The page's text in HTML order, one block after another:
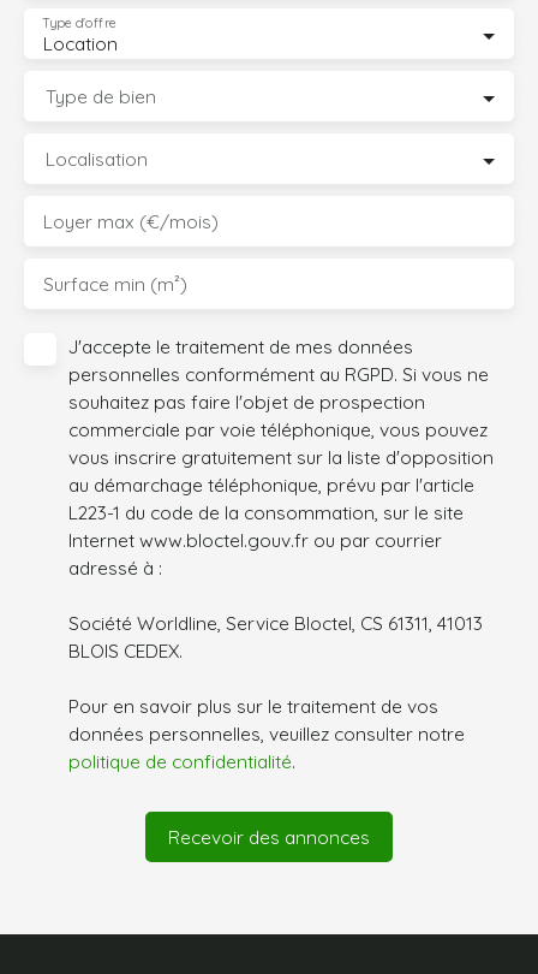
Location
Type d'offre
Type de bien
Localisation
Loyer max (€/mois)
Surface min (m²)
J'accepte le traitement de mes données
personnelles conformément au RGPD. Si vous ne
souhaitez pas faire l'objet de prospection
commerciale par voie téléphonique, vous pouvez
vous inscrire gratuitement sur la liste d'opposition
au démarchage téléphonique, prévu par l'article
L223-1 du code de la consommation, sur le site
Internet www.bloctel.gouv.fr ou par courrier
adressé à :
Société Worldline, Service Bloctel, CS 61311, 41013
BLOIS CEDEX.
Pour en savoir plus sur le traitement de vos
données personnelles, veuillez consulter notre
politique de confidentialité.
Recevoir des annonces